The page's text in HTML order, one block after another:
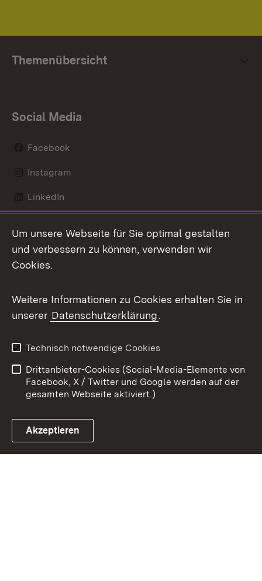
Themenübersicht
Social Media
Facebook
Instagram
LinkedIn
X / Twitter
Youtube
Link zum Landesportal
Kontakt
Datenschutz
Barrierefreiheit
Impressum
Cookies
Um unsere Webseite für Sie optimal gestalten
und verbessern zu können, verwenden wir
Cookies.
Weitere Informationen zu Cookies erhalten Sie in
unserer Datenschutzerklärung.
Technisch notwendige Cookies
Drittanbieter-Cookies (Social-Media-Elemente von
Facebook, X / Twitter und Google werden auf der
gesamten Webseite aktiviert.)
Akzeptieren